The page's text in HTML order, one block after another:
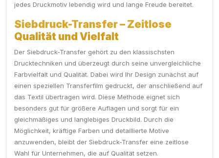
jedes Druckmotiv lebendig wird und lange Freude bereitet.
Siebdruck-Transfer – Zeitlose
Qualität und Vielfalt
Der Siebdruck-Transfer gehört zu den klassischsten
Drucktechniken und überzeugt durch seine unvergleichliche
Farbvielfalt und Qualität. Dabei wird Ihr Design zunächst auf
einen speziellen Transferfilm gedruckt, der anschließend auf
das Textil übertragen wird. Diese Methode eignet sich
besonders gut für größere Auflagen und sorgt für ein
gleichmäßiges und langlebiges Druckbild. Durch die
Möglichkeit, kräftige Farben und detaillierte Motive
anzuwenden, bleibt der Siebdruck-Transfer eine zeitlose
Wahl für Unternehmen, die auf Qualität setzen.